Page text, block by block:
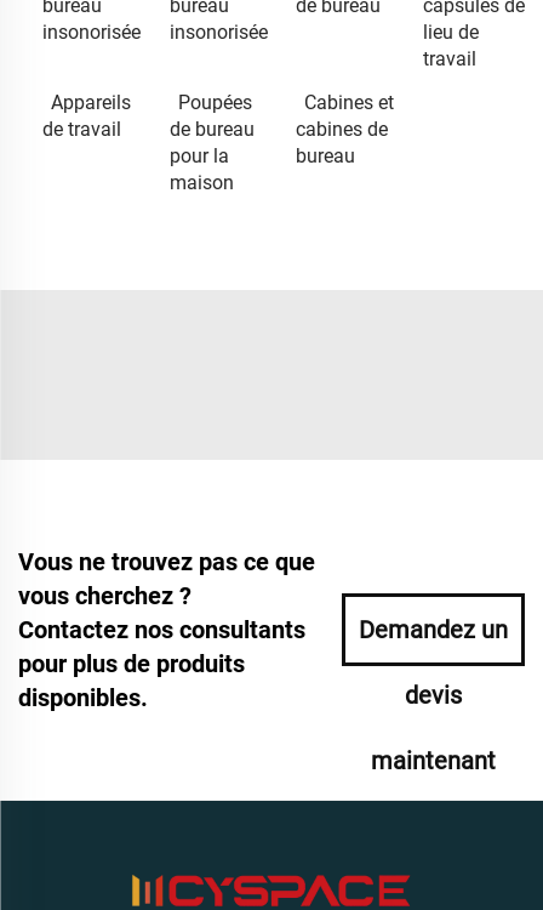
bureau
insonorisée
bureau
insonorisée
de bureau
capsules de
lieu de
travail
Appareils
de travail
Poupées
de bureau
pour la
maison
Cabines et
cabines de
bureau
Vous ne trouvez pas ce que
vous cherchez ?
Contactez nos consultants
pour plus de produits
disponibles.
Demandez un
devis
maintenant